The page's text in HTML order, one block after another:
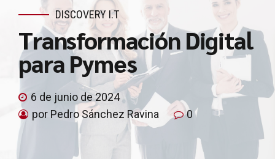
DISCOVERY I.T
Transformación Digital
para Pymes
6 de junio de 2024
por Pedro Sánchez Ravina
0